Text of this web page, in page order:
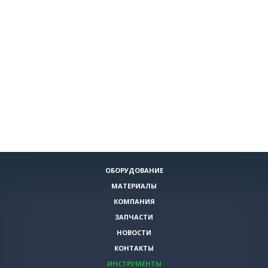
ОБОРУДОВАНИЕ
МАТЕРИАЛЫ
КОМПАНИЯ
ЗАПЧАСТИ
НОВОСТИ
КОНТАКТЫ
ИНСТРУМЕНТЫ